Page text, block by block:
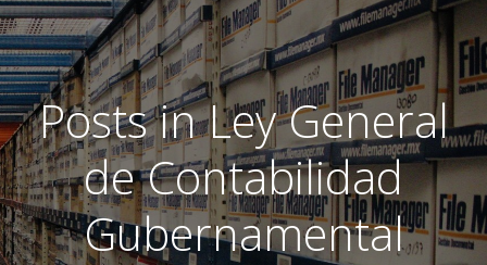
Posts in Ley General
de Contabilidad
Gubernamental